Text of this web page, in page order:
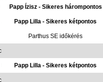
Papp Ízisz - Sikeres hárompontos
Papp Lilla - Sikeres kétpontos
Parthus SE időkérés
Papp Lilla - Sikeres kétpontos